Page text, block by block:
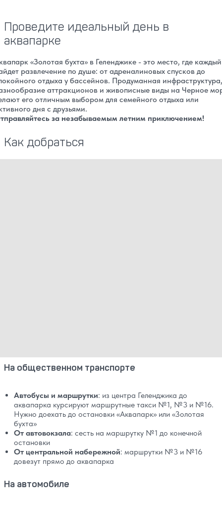
Проведите идеальный день в
аквапарке
«Золотая бухта» в Геленджике - это место, где каждый
развлечение по душе: от адреналиновых спусков до
отдыха у бассейнов. Продуманная инфраструктура,
аттракционов и живописные виды на Черное
его отличным выбором для семейного отдыха или
дня с друзьями.
за незабываемым летним приключением!
Как добраться
На общественном транспорте
Автобусы и маршрутки: из центра Геленджика до
аквапарка курсируют маршрутные такси №1, №3 и №16.
Нужно доехать до остановки «Аквапарк» или «Золотая
бухта»
От автовокзала: сесть на маршрутку №1 до конечной
остановки
От центральной набережной: маршрутки №3 и №16
довезут прямо до аквапарка
На автомобиле